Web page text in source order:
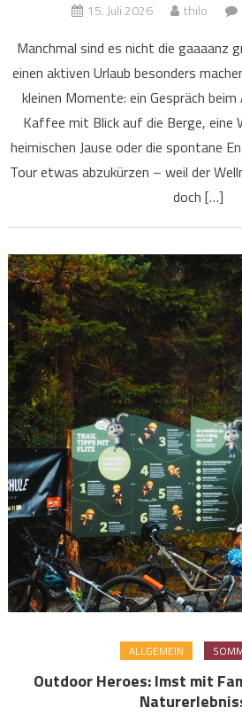
15. Juli 2026 thilo
Manchmal sind es nicht die gaaaanz
einen aktiven Urlaub besonders
kleinen Momente: ein Gespräch
Kaffee mit Blick auf die Berge, eine
heimischen Jause oder die spontane
Tour etwas abzukürzen – weil der
doch […]
ALLGEMEIN
Outdoor Heroes: Imst mit